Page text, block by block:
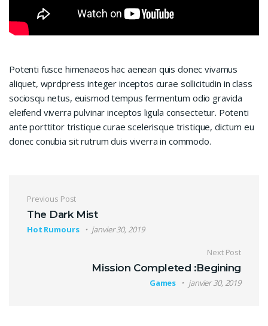
Potenti fusce himenaeos hac aenean quis donec vivamus
aliquet, wprdpress integer inceptos curae sollicitudin in class
sociosqu netus, euismod tempus fermentum odio gravida
eleifend viverra pulvinar inceptos ligula consectetur. Potenti
ante porttitor tristique curae scelerisque tristique, dictum eu
donec conubia sit rutrum duis viverra in commodo.
Navigation de l’article
Previous Post
The Dark Mist
Hot Rumours janvier 30, 2019
Next Post
Mission Completed :Begining
Games janvier 30, 2019